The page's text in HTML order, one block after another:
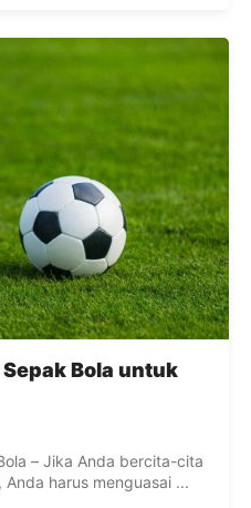
Bola untuk
– Jika Anda bercita-cita
harus menguasai ...